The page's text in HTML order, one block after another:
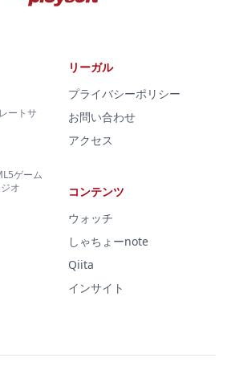
ートサ
ゲーム
オ
リーガル
プライバシーポリシー
お問い合わせ
アクセス
コンテンツ
ウォッチ
しゃちょーnote
Qiita
インサイト